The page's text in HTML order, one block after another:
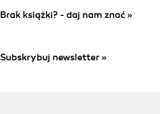
Brak książki? - daj nam znać »
Subskrybuj newsletter »